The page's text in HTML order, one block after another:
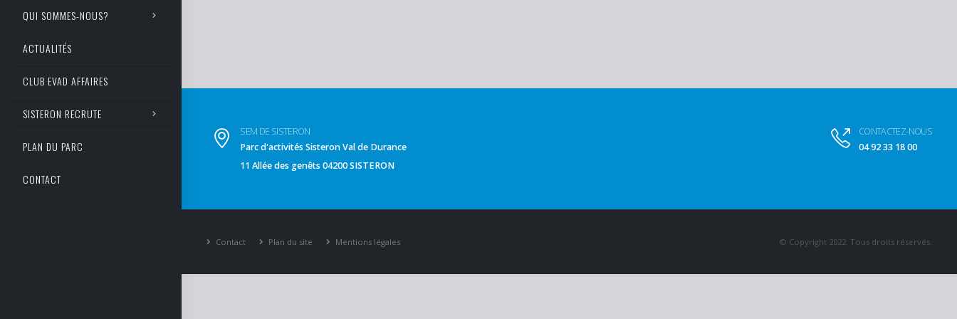
QUI SOMMES-NOUS?
ACTUALITÉS
CLUB EVAD AFFAIRES
SISTERON RECRUTE
PLAN DU PARC
CONTACT
SEM DE SISTERON
Parc d'activités Sisteron Val de Durance
11 Allée des genêts 04200 SISTERON
CONTACTEZ-NOUS
04 92 33 18 00
Contact Plan du site Mentions légales © Copyright 2022. Tous droits réservés.